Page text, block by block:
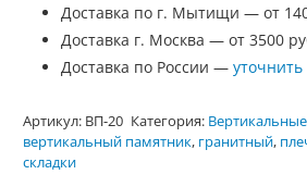
Доставка по г. Мытищи — от
Доставка г. Москва — от 3500
Доставка по России — уточнить
Артикул: ВП-20 Категория:
вертикальный памятник, гранитный,
складки